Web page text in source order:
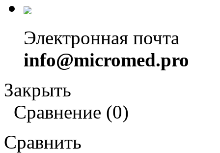
Электронная почта
info@micromed.pro
Закрыть
Сравнение (0)
Сравнить